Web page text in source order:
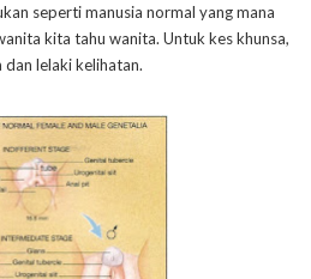
seperti manusia normal yang mana
kita tahu wanita. Untuk kes khunsa,
lelaki kelihatan.